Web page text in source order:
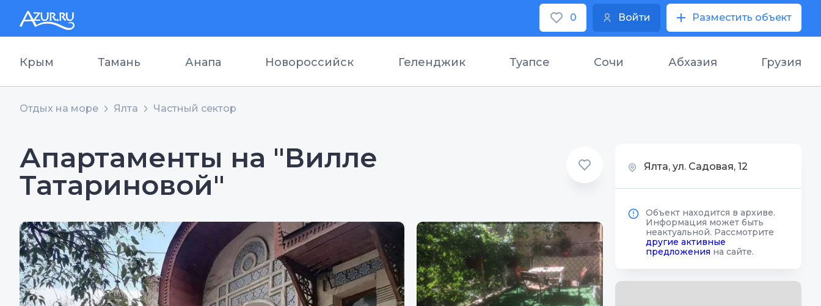
0 Войти Разместить объект
Крым Тамань Анапа Новороссийск Геленджик Туапсе Сочи Абхазия Грузия
Отдых на море Ялта Частный сектор
Апартаменты на "Вилле
Татариновой"
Ялта, ул. Садовая, 12
Объект находится в архиве.
Информация может быть
неактуальной. Рассмотрите
другие активные
предложения на сайте.